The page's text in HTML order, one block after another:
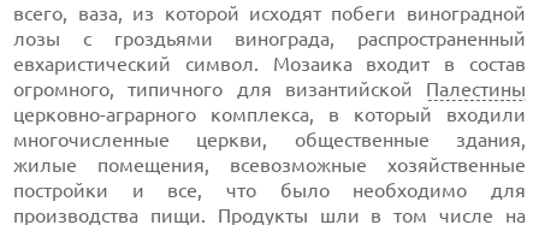
всего, ваза, из которой исходят побеги виноградной
лозы с гроздьями винограда, распространенный
евхаристический символ. Мозаика входит в состав
огромного, типичного для византийской Палестины
церковно-аграрного комплекса, в который входили
многочисленные церкви, общественные здания,
жилые помещения, всевозможные хозяйственные
постройки и все, что было необходимо для
производства пищи. Продукты шли в том числе на